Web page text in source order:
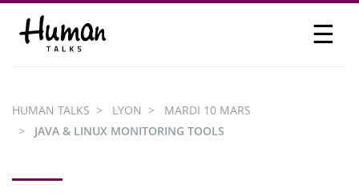
☰
PARTICIPER
HUMAN TALKS LYON
MARDI 10 MARS
JAVA & LINUX MONITORING TOOLS